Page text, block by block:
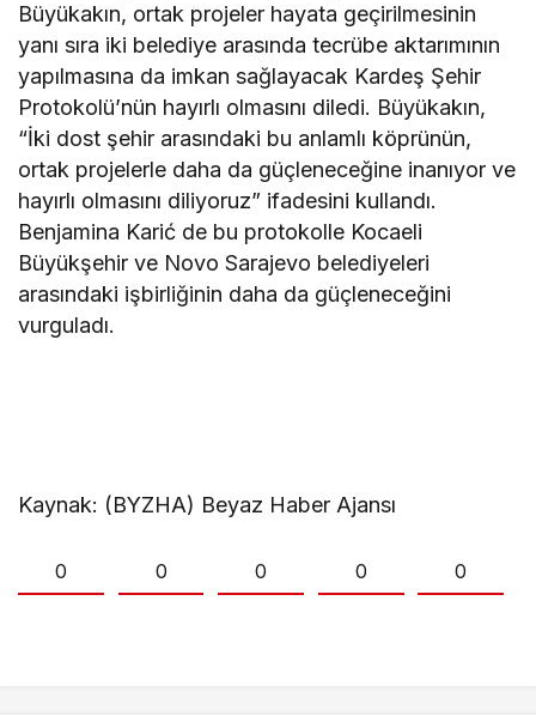
Büyükakın, ortak projeler hayata geçirilmesinin
yanı sıra iki belediye arasında tecrübe aktarımının
yapılmasına da imkan sağlayacak Kardeş Şehir
Protokolü’nün hayırlı olmasını diledi. Büyükakın,
“İki dost şehir arasındaki bu anlamlı köprünün,
ortak projelerle daha da güçleneceğine inanıyor ve
hayırlı olmasını diliyoruz” ifadesini kullandı.
Benjamina Karić de bu protokolle Kocaeli
Büyükşehir ve Novo Sarajevo belediyeleri
arasındaki işbirliğinin daha da güçleneceğini
vurguladı.
Kaynak: (BYZHA) Beyaz Haber Ajansı
0 0 0 0 0